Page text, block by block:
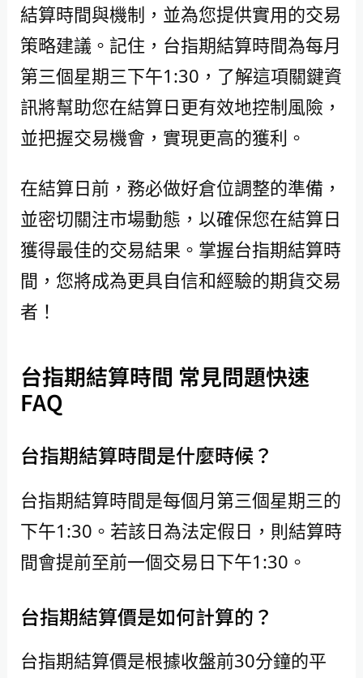
結算時間與機制，並為您提供實用的交易
策略建議。記住，台指期結算時間為每月
第三個星期三下午1:30，了解這項關鍵資
訊將幫助您在結算日更有效地控制風險，
並把握交易機會，實現更高的獲利。
在結算日前，務必做好倉位調整的準備，
並密切關注市場動態，以確保您在結算日
獲得最佳的交易結果。掌握台指期結算時
間，您將成為更具自信和經驗的期貨交易
者！
台指期結算時間 常見問題快速
FAQ
台指期結算時間是什麼時候？
台指期結算時間是每個月第三個星期三的
下午1:30。若該日為法定假日，則結算時
間會提前至前一個交易日下午1:30。
台指期結算價是如何計算的？
台指期結算價是根據收盤前30分鐘的平